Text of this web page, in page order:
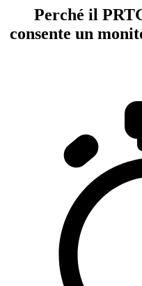
Perché il
consente un